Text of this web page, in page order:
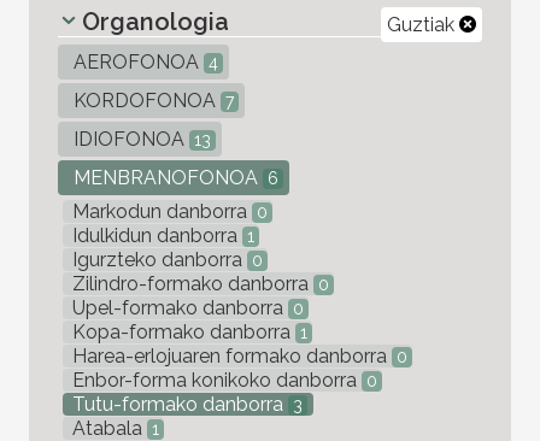
Guztiak
Organologia
AEROFONOA 4
KORDOFONOA 7
IDIOFONOA 13
MENBRANOFONOA 6
Markodun danborra 0
Idulkidun danborra 1
Igurzteko danborra 0
Zilindro-formako danborra 0
Upel-formako danborra 0
Kopa-formako danborra 1
Harea-erlojuaren formako danborra 0
Enbor-forma konikoko danborra 0
Tutu-formako danborra 3
Atabala 1